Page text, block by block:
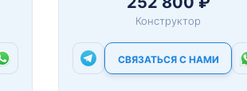
Конструктор
СВЯЗАТЬСЯ С НАМИ